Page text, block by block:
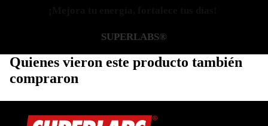
SUPERLABS®
Quienes vieron este producto también
compraron